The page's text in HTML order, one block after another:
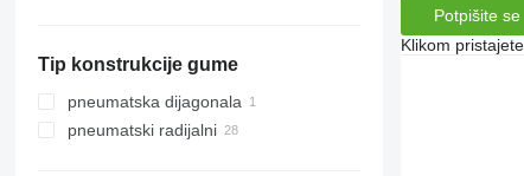
Tip konstrukcije gume
pneumatska dijagonala
pneumatski radijalni
Potpišite se
Klikom